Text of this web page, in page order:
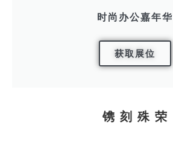
时尚办公嘉年华
获取展位
镌 刻 殊 荣